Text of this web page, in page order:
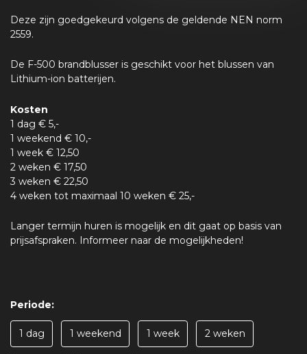
Deze zijn goedgekeurd volgens de geldende NEN norm
2559.
De F-500 brandblusser is geschikt voor het blussen van
Lithium-ion batterijen.
Kosten
1 dag € 5,-
1 weekend € 10,-
1 week € 12,50
2 weken € 17,50
3 weken € 22,50
4 weken tot maximaal 10 weken € 25,-
Langer termijn huren is mogelijk en dit gaat op basis van
prijsafspraken. Informeer naar de mogelijkheden!
Periode:
1 dag 1 weekend 1 week 2 weken